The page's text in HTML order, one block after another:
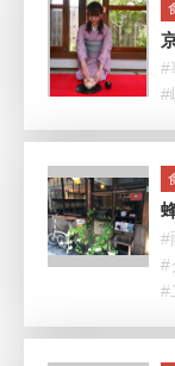
#
#
#
#
#